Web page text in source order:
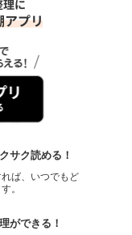
サク読める！
ば、いつでもど
。
ができる！